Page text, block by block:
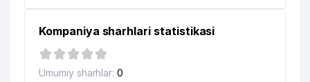
Kompaniya sharhlari statistikasi
Umumiy sharhlar: 0